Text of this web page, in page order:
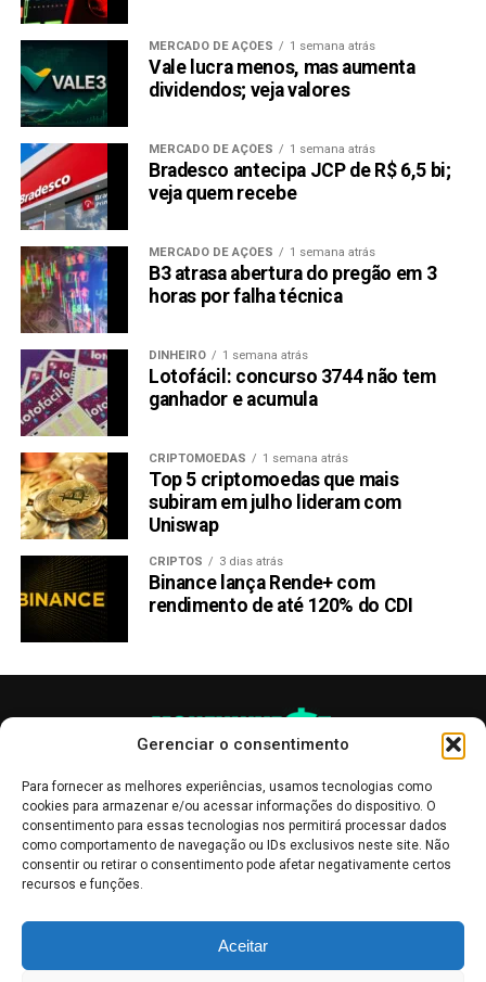
Gerenciar o consentimento
Para fornecer as melhores experiências, usamos tecnologias como
cookies para armazenar e/ou acessar informações do dispositivo. O
consentimento para essas tecnologias nos permitirá processar dados
como comportamento de navegação ou IDs exclusivos neste site. Não
consentir ou retirar o consentimento pode afetar negativamente certos
recursos e funções.
Aceitar
MERCADO DE AÇÕES 1 semana atrás
Vale lucra menos, mas aumenta
dividendos; veja valores
MERCADO DE AÇÕES 1 semana atrás
Bradesco antecipa JCP de R$ 6,5 bi;
veja quem recebe
MERCADO DE AÇÕES 1 semana atrás
B3 atrasa abertura do pregão em 3
horas por falha técnica
DINHEIRO 1 semana atrás
Lotofácil: concurso 3744 não tem
ganhador e acumula
CRIPTOMOEDAS 1 semana atrás
Top 5 criptomoedas que mais
subiram em julho lideram com
Uniswap
CRIPTOS 3 dias atrás
Binance lança Rende+ com
rendimento de até 120% do CDI
informativo, servindo como boletins de divulgação, e não devem ser
interpretadas como recomendações de investimento.Leia mais